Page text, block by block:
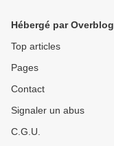
Hébergé par Overblog
Top articles
Pages
Contact
Signaler un abus
C.G.U.